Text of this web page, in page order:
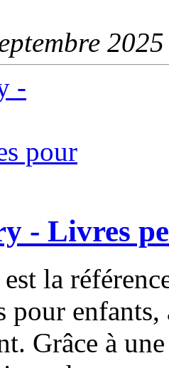
- Livres
la
pour
Grâce à